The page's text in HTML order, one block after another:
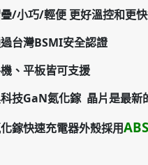
/小巧/輕便 更好溫控和更
台灣BSMI安全認證
、平板皆可支援
技GaN氮化鎵 晶片是最新
鎵快速充電器外殼採用